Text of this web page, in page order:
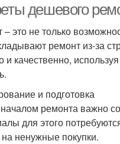
дешевого
– это не только
ремонт из-за
и качественно,
и подготовка
ремонта важно
для этого
на ненужные покупки.